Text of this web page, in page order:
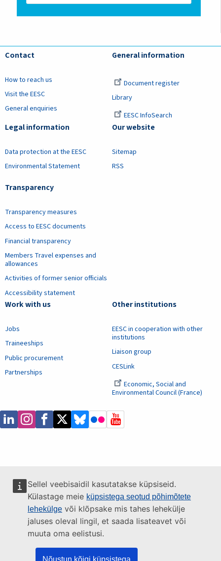
Sellel veebisaidil kasutatakse küpsiseid.
Külastage meie küpsistega seotud põhimõtete
lehekülge või klõpsake mis tahes lehekülje
jaluses oleval lingil, et saada lisateavet või
muuta oma eelistusi.
Nõustun kõigi küpsistega
Contact
How to reach us
Visit the EESC
General enquiries
General information
Document register
Library
EESC InfoSearch
Legal information
Data protection at the EESC
Environmental Statement
Transparency
Transparency measures
Access to EESC documents
Financial transparency
Members Travel expenses and
allowances
Activities of former senior officials
Accessibility statement
Our website
Sitemap
RSS
Work with us
Jobs
Traineeships
Public procurement
Partnerships
Other institutions
EESC in cooperation with other
institutions
Liaison group
CESLink
Economic, Social and
Environmental Council (France)